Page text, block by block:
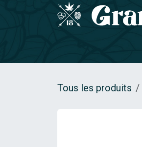
Se rendre au contenu
Tous les produits